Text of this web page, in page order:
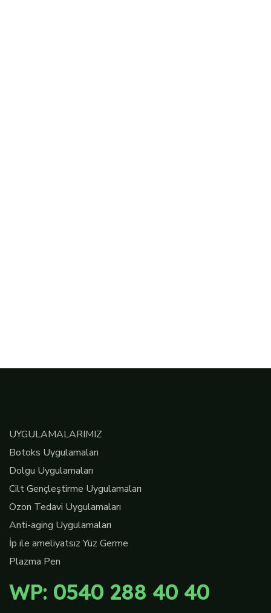
UYGULAMALARIMIZ
Botoks Uygulamaları
Dolgu Uygulamaları
Cilt Gençleştirme Uygulamaları
Ozon Tedavi Uygulamaları
Anti-aging Uygulamaları
İp ile ameliyatsız Yüz Germe
Plazma Pen
WP: 0540 288 40 40